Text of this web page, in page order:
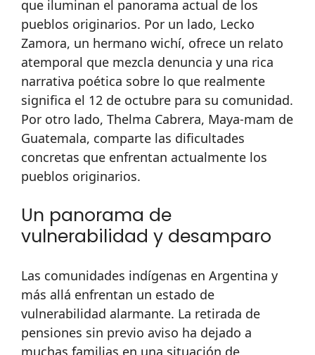
que iluminan el panorama actual de los
pueblos originarios. Por un lado, Lecko
Zamora, un hermano wichí, ofrece un relato
atemporal que mezcla denuncia y una rica
narrativa poética sobre lo que realmente
significa el 12 de octubre para su comunidad.
Por otro lado, Thelma Cabrera, Maya-mam de
Guatemala, comparte las dificultades
concretas que enfrentan actualmente los
pueblos originarios.
Un panorama de
vulnerabilidad y desamparo
Las comunidades indígenas en Argentina y
más allá enfrentan un estado de
vulnerabilidad alarmante. La retirada de
pensiones sin previo aviso ha dejado a
muchas familias en una situación de